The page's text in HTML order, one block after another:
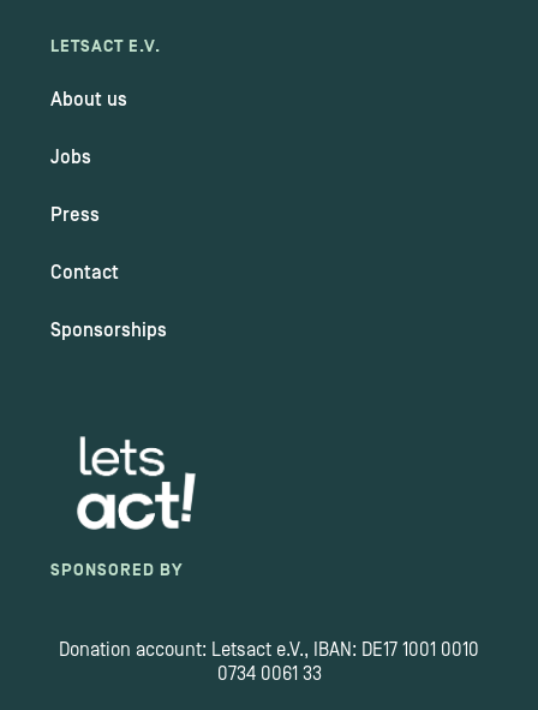
LETSACT E.V.
About us
Jobs
Press
Contact
Sponsorships
SPONSORED BY
Donation account: Letsact e.V., IBAN: DE17 1001 0010
0734 0061 33